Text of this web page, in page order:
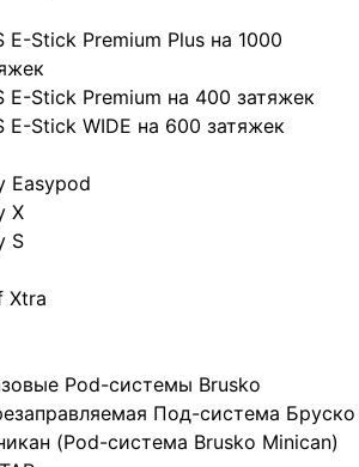
E-Stick Premium Plus на 1000
E-Stick Premium на 400 затяжек
E-Stick WIDE на 600 затяжек
Easypod
X
S
Xtra
Pod-системы Brusko
Под-система Бруско
(Pod-система Brusko Minican)